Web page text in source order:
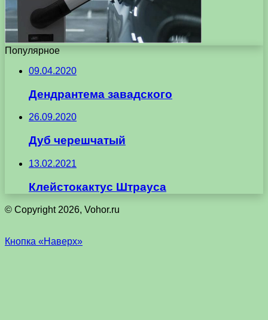
Популярное
09.04.2020
Дендрантема завадского
26.09.2020
Дуб черешчатый
13.02.2021
Клейстокактус Штрауса
© Copyright 2026, Vohor.ru
Кнопка «Наверх»